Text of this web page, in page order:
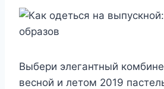
Выбери элегантный
весной и летом 2019